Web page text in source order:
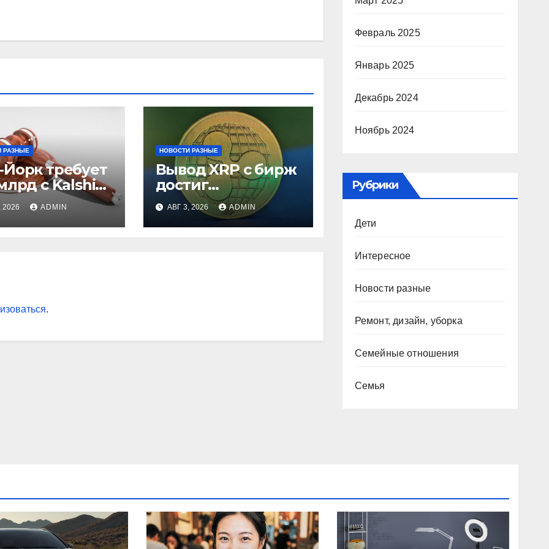
РАЗНЫЕ
требует
с Kalshi
2026 ADMIN
НОВОСТИ РАЗНЫЕ
Вывод XRP с бирж
достиг
рекордного
максимума за 5
лет
АВГ 3, 2026 ADMIN
.
Февраль 2025
Январь 2025
Декабрь 2024
Ноябрь 2024
Рубрики
Дети
Интересное
Новости разные
Ремонт, дизайн, уборка
Семейные отношения
Семья